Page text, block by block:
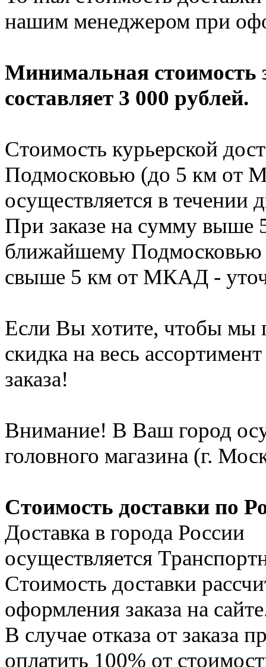
нашим менеджером при
Минимальная стоимость
составляет 3 000 рублей.
Стоимость курьерской
Подмосковью (до 5 км от
осуществляется в течении
При заказе на сумму выше
ближайшему
свыше 5 км от МКАД -
Если Вы хотите, чтобы мы
скидка на весь
заказа!
Внимание! В Ваш город
головного магазина (г.
Стоимость доставки по
Доставка в города России
осуществляется
Стоимость доставки
оформления заказа на
В случае отказа от заказа
оплатить 100% от